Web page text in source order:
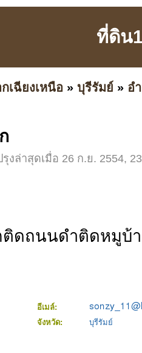
ที่ดิน
เฉียงเหนือ » บุรีรัมย์ » อ
งล่าสุดเมื่อ 26 ก.ย. 2554,
ติดถนนดำติดหมูบ้
อีเมล์:
จังหวัด: บุรีรัมย์